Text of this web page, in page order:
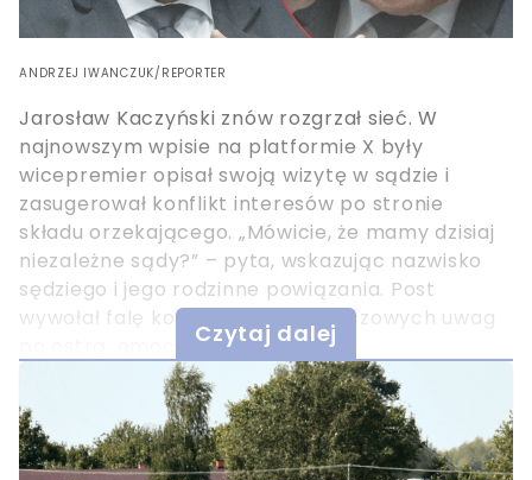
ANDRZEJ IWANCZUK/REPORTER
Jarosław Kaczyński znów rozgrzał sieć. W
najnowszym wpisie na platformie X były
wicepremier opisał swoją wizytę w sądzie i
zasugerował konflikt interesów po stronie
składu orzekającego. „Mówicie, że mamy dzisiaj
niezależne sądy?” – pyta, wskazując nazwisko
sędziego i jego rodzinne powiązania. Post
wywołał falę komentarzy, od rzeczowych uwag
po ostrą, emocjonalną krytykę.
Czytaj dalej